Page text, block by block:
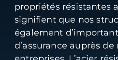
propriétés résistantes
signifient que nos
également
d’assurance auprès